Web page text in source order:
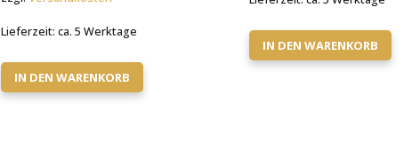
Lieferzeit:ca. 5 Werktage
IN DEN WARENKORB
IN DEN WARENKORB